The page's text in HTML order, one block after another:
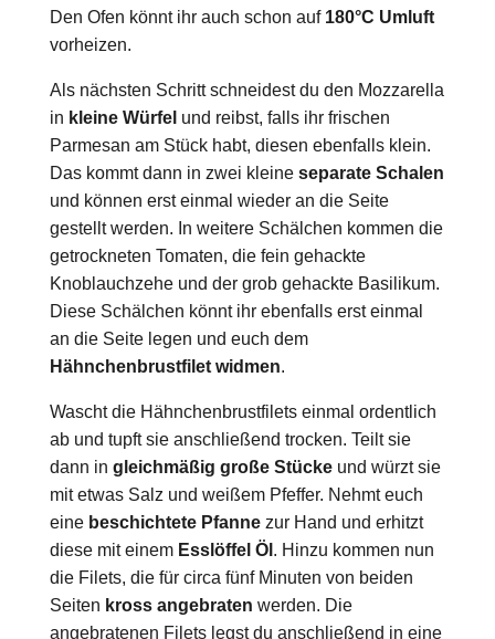
Den Ofen könnt ihr auch schon auf 180°C Umluft
vorheizen.
Als nächsten Schritt schneidest du den Mozzarella
in kleine Würfel und reibst, falls ihr frischen
Parmesan am Stück habt, diesen ebenfalls klein.
Das kommt dann in zwei kleine separate Schalen
und können erst einmal wieder an die Seite
gestellt werden. In weitere Schälchen kommen die
getrockneten Tomaten, die fein gehackte
Knoblauchzehe und der grob gehackte Basilikum.
Diese Schälchen könnt ihr ebenfalls erst einmal
an die Seite legen und euch dem
Hähnchenbrustfilet widmen.
Wascht die Hähnchenbrustfilets einmal ordentlich
ab und tupft sie anschließend trocken. Teilt sie
dann in gleichmäßig große Stückeund würzt sie
mit etwas Salz und weißem Pfeffer. Nehmt euch
eine beschichtete Pfannezur Hand und erhitzt
diese mit einem Esslöffel Öl . Hinzu kommen nun
die Filets, die für circa fünf Minuten von beiden
Seiten kross angebraten werden. Die
angebratenen Filets legst du anschließend in eine